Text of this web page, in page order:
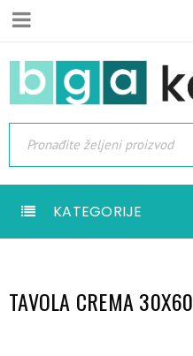
KATEGORIJE
TAVOLA CREMA 30X60